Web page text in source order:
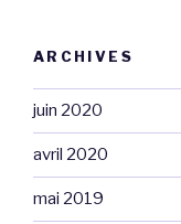
ARCHIVES
juin 2020
avril 2020
mai 2019